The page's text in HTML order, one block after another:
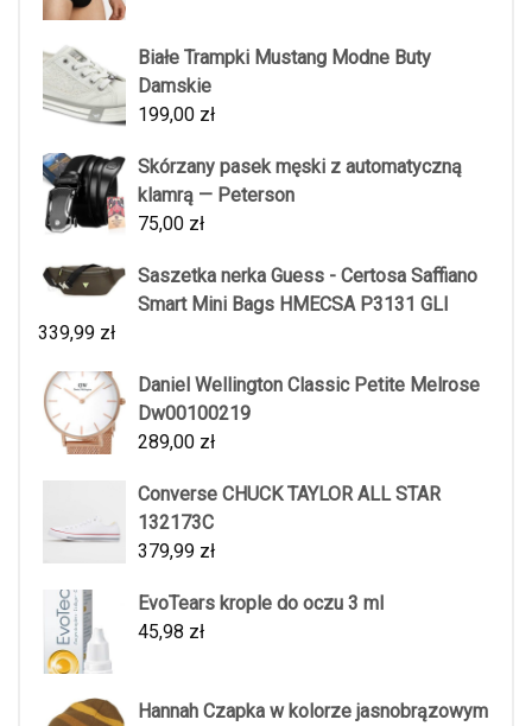
Białe Trampki Mustang Modne Buty
Damskie
199,00 zł
Skórzany pasek męski z automatyczną
klamrą — Peterson
75,00 zł
Saszetka nerka Guess - Certosa Saffiano
Smart Mini Bags HMECSA P3131 GLI
339,99 zł
Daniel Wellington Classic Petite Melrose
Dw00100219
289,00 zł
Converse CHUCK TAYLOR ALL STAR
132173C
379,99 zł
EvoTears krople do oczu 3 ml
45,98 zł
Hannah Czapka w kolorze jasnobrązowym